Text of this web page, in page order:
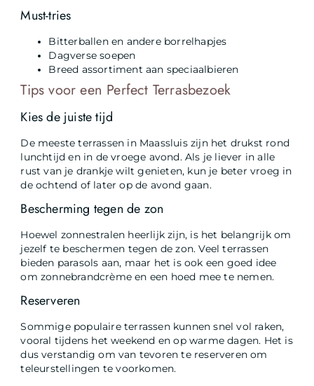
Must-tries
Bitterballen en andere borrelhapjes
Dagverse soepen
Breed assortiment aan speciaalbieren
Tips voor een Perfect Terrasbezoek
Kies de juiste tijd
De meeste terrassen in Maassluis zijn het drukst rond
lunchtijd en in de vroege avond. Als je liever in alle
rust van je drankje wilt genieten, kun je beter vroeg in
de ochtend of later op de avond gaan.
Bescherming tegen de zon
Hoewel zonnestralen heerlijk zijn, is het belangrijk om
jezelf te beschermen tegen de zon. Veel terrassen
bieden parasols aan, maar het is ook een goed idee
om zonnebrandcrème en een hoed mee te nemen.
Reserveren
Sommige populaire terrassen kunnen snel vol raken,
vooral tijdens het weekend en op warme dagen. Het is
dus verstandig om van tevoren te reserveren om
teleurstellingen te voorkomen.